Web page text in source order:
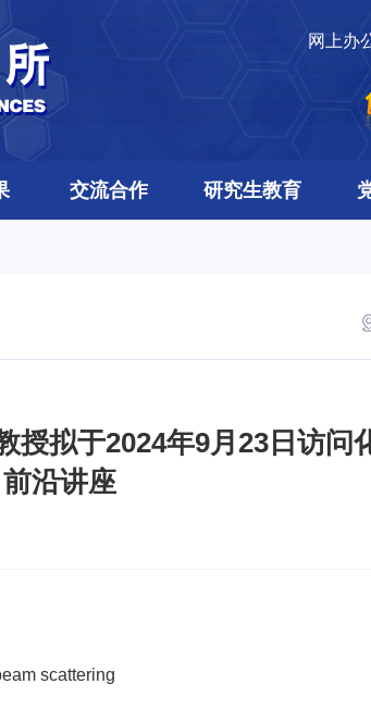
网上办
交流合作 研究生教育
拟于2024年9月23日访问
前沿讲座
scattering